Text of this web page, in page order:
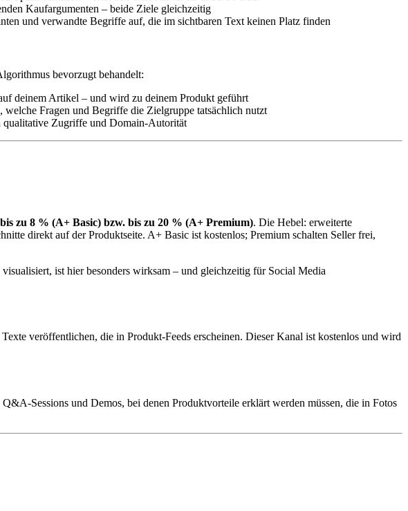
Kaufargumenten – beide Ziele gleichzeitig
und verwandte Begriffe auf, die im sichtbaren Text keinen Platz finden
bevorzugt behandelt:
deinem Artikel – und wird zu deinem Produkt geführt
Fragen und Begriffe die Zielgruppe tatsächlich nutzt
qualitative Zugriffe und Domain-Autorität
bis zu 8 % (A+ Basic) bzw. bis zu 20 % (A+ Premium). Die Hebel: erweiterte
direkt auf der Produktseite. A+ Basic ist kostenlos; Premium schalten Seller frei,
ist hier besonders wirksam – und gleichzeitig für Social Media
veröffentlichen, die in Produkt-Feeds erscheinen. Dieser Kanal ist kostenlos und wird
Sessions und Demos, bei denen Produktvorteile erklärt werden müssen, die in Fotos